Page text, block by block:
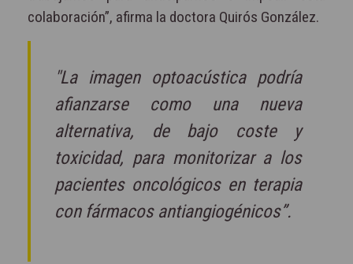
colaboración”, afirma la doctora Quirós González.
"La imagen optoacústica podría
afianzarse como una nueva
alternativa, de bajo coste y
toxicidad, para monitorizar a los
pacientes oncológicos en terapia
con fármacos antiangiogénicos”.